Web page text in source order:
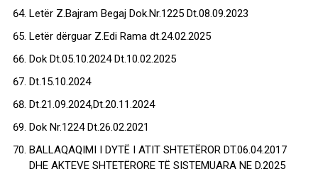
Letër Z.Bajram Begaj Dok.Nr.1225 Dt.08.09.2023
Letër dërguar Z.Edi Rama dt.24.02.2025
Dok Dt.05.10.2024 Dt.10.02.2025
Dt.15.10.2024
Dt.21.09.2024,Dt.20.11.2024
Dok Nr.1224 Dt.26.02.2021
BALLAQAQIMI I DYTË I ATIT SHTETËROR DT.06.04.2017
DHE AKTEVE SHTETËRORE TË SISTEMUARA NE D.2025